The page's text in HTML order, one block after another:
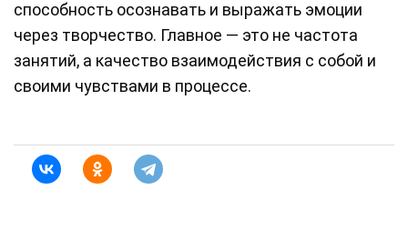
способность осознавать и выражать эмоции
через творчество. Главное — это не частота
занятий, а качество взаимодействия с собой и
своими чувствами в процессе.